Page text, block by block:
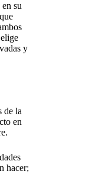
su
y
de la
en
hacer;